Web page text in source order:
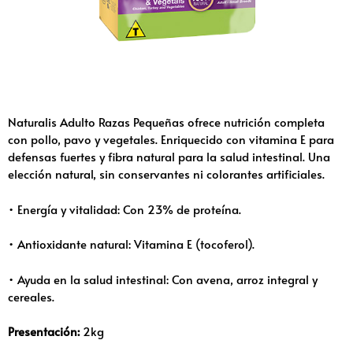
Naturalis Adulto Razas Pequeñas ofrece nutrición completa
con pollo, pavo y vegetales. Enriquecido con vitamina E para
defensas fuertes y fibra natural para la salud intestinal. Una
elección natural, sin conservantes ni colorantes artificiales.
• Energía y vitalidad: Con 23% de proteína.
• Antioxidante natural: Vitamina E (tocoferol).
• Ayuda en la salud intestinal: Con avena, arroz integral y
cereales.
Presentación:2kg